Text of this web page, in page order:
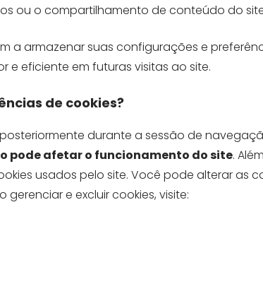
ou o compartilhamento de conteúdo do
a armazenar suas configurações e
e eficiente em futuras visitas ao site.
de cookies?
durante a sessão de
pode afetar o funcionamento do site.
usados pelo site. Você pode alterar
e excluir cookies, visite: